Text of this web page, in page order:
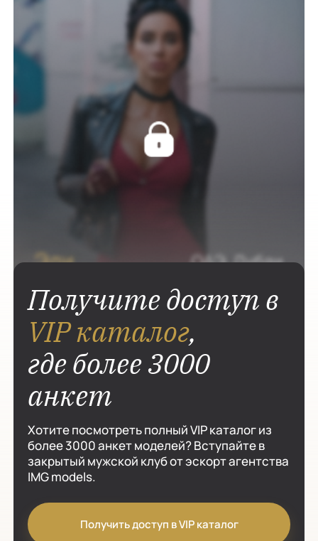
Получите доступ в
VIP каталог,
где более 3000
анкет
Хотите посмотреть полный VIP каталог из
более 3000 анкет моделей? Вступайте в
закрытый мужской клуб от эскорт агентства
IMG models.
Получить доступ в VIP каталог